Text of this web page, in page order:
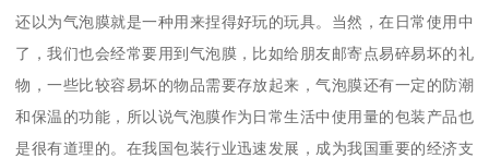
还以为气泡膜就是一种用来捏得好玩的玩具。当然，在日常使用中
了，我们也会经常要用到气泡膜，比如给朋友邮寄点易碎易坏的礼
物，一些比较容易坏的物品需要存放起来，气泡膜还有一定的防潮
和保温的功能，所以说气泡膜作为日常生活中使用量的包装产品也
是很有道理的。在我国包装行业迅速发展，成为我国重要的经济支